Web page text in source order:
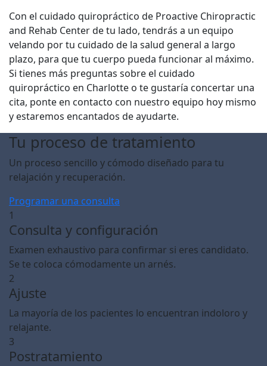
Con el cuidado quiropráctico de Proactive Chiropractic
and Rehab Center de tu lado, tendrás a un equipo
velando por tu cuidado de la salud general a largo
plazo, para que tu cuerpo pueda funcionar al máximo.
Si tienes más preguntas sobre el cuidado
quiropráctico en Charlotte o te gustaría concertar una
cita, ponte en contacto con nuestro equipo hoy mismo
y estaremos encantados de ayudarte.
Tu proceso de tratamiento
Un proceso sencillo y cómodo diseñado para tu
relajación y recuperación.
Programar una consulta
1
Consulta y configuración
Examen exhaustivo para confirmar si eres candidato.
Se te coloca cómodamente un arnés.
2
Ajuste
La mayoría de los pacientes lo encuentran indoloro y
relajante.
3
Postratamiento